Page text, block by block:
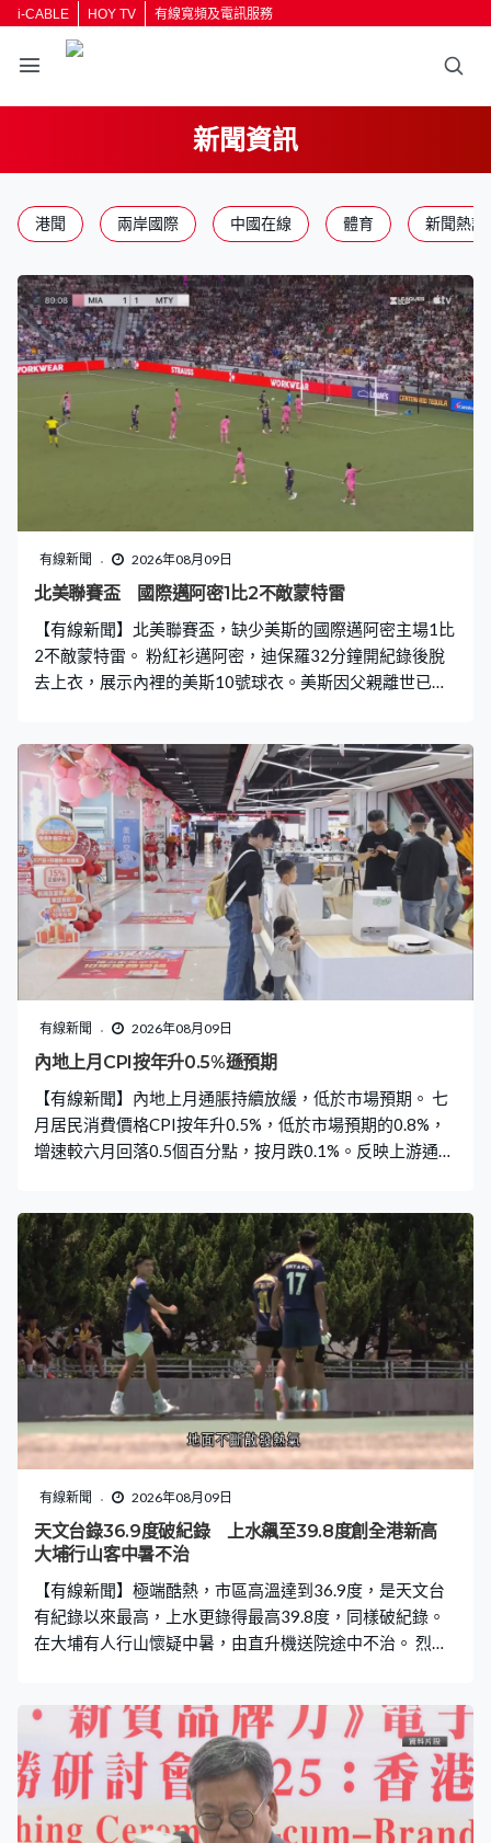
i-CABLE HOY TV 有線寬頻及電訊服務
新聞資訊
港聞 兩岸國際 中國在線 體育 新聞熱話
有線新聞 2026年08月09日
北美聯賽盃 國際邁阿密1比2不敵蒙特雷
【有線新聞】北美聯賽盃，缺少美斯的國際邁阿密主場1比
2不敵蒙特雷。 粉紅衫邁阿密，迪保羅32分鐘開紀錄後脫
去上衣，展示內裡的美斯10號球衣。美斯因父親離世已回
能守住優勢，換邊後連失兩球，1比2不敵墨超的蒙特雷。
有線新聞 2026年08月09日
內地上月CPI按年升0.5%遜預期
【有線新聞】內地上月通脹持續放緩，低於市場預期。 七
月居民消費價格CPI按年升0.5%，低於市場預期的0.8%，
增速較六月回落0.5個百分點，按月跌0.1%。反映上游通脹
主要受汽油價格漲幅回落影響，扣除食品和能源價格的核
心CPI按年升0.9%，總體保持溫和上漲。而受輸入性和季
節性等因素影響，PPI按月下跌但按年保持上升。
有線新聞 2026年08月09日
天文台錄36.9度破紀錄 上水飆至39.8度創全港新高
大埔行山客中暑不治
【有線新聞】極端酷熱，市區高溫達到36.9度，是天文台
有紀錄以來最高，上水更錄得最高39.8度，同樣破紀錄。
在大埔有人行山懷疑中暑，由直升機送院途中不治。 烈日
幾乎暈倒，要人揹走。適逢周日假期，她們就愈熱愈熱
情。維園球場變成平底鑊，地面不斷散發熱氣。吳先生：
「再熱都是這樣打球，50度都是這樣打。」盧先生：「平
常上班沒時間，放假才來打球。早數星期下雨，七月下了
整個月雨，見這天好天便來打球。」Iin：「很熱，便吃吃